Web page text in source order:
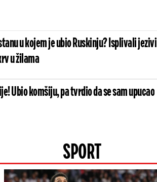
u kojem je ubio Ruskinju? Isplivali jezivi
u žilama
Ubio komšiju, pa tvrdio da se sam upucao
SPORT